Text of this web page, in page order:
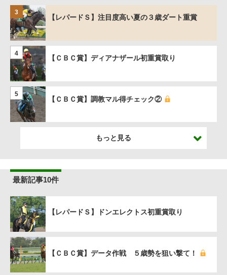
3
【レパードＳ】注目度高い夏の３歳ダート重賞
4
【ＣＢＣ賞】ディアナザール初重賞取り
5
【ＣＢＣ賞】調教マル得チェック②
もっと見る
最新記事10件
【レパードＳ】ドンエレクトス初重賞取り
【ＣＢＣ賞】データ作戦 ５歳勢を狙い撃て！